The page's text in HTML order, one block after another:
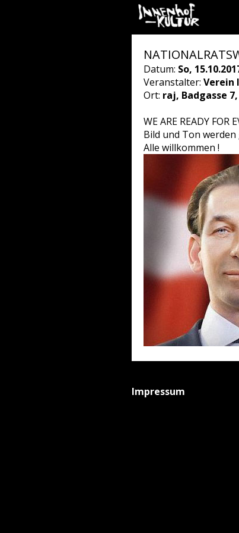
Datum: So,
Veranstalter: Verein
Ort: raj, Badgasse
WE ARE READY FOR
Bild und Ton
Alle willkommen !
Impressum